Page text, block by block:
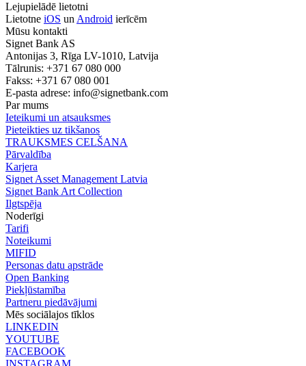
Lejupielādē lietotni
Lietotne iOS un Android ierīcēm
Mūsu kontakti
Signet Bank AS
Antonijas 3, Rīga LV-1010, Latvija
Tālrunis: +371 67 080 000
Fakss: +371 67 080 001
E-pasta adrese: info@signetbank.com
Par mums
Ieteikumi un atsauksmes
Pieteikties uz tikšanos
TRAUKSMES CELŠANA
Pārvaldība
Karjera
Signet Asset Management Latvia
Signet Bank Art Collection
Ilgtspēja
Noderīgi
Tarifi
Noteikumi
MIFID
Personas datu apstrāde
Open Banking
Piekļūstamība
Partneru piedāvājumi
Mēs sociālajos tīklos
LINKEDIN
YOUTUBE
FACEBOOK